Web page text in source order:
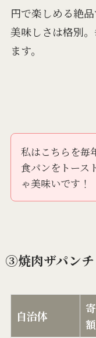
円で楽しめる絶
美味しさは格別
ます。
私はこちらを毎
食パンをトース
ゃ美味いです！
③焼肉ザパンチ
自治体
額